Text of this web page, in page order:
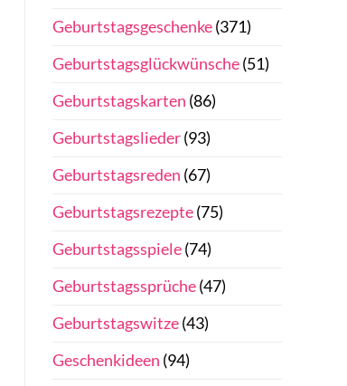
Geburtstagsgeschenke(371)
Geburtstagsglückwünsche(51)
Geburtstagskarten (86)
Geburtstagslieder(93)
Geburtstagsreden (67)
Geburtstagsrezepte(75)
Geburtstagsspiele(74)
Geburtstagssprüche(47)
Geburtstagswitze(43)
Geschenkideen (94)